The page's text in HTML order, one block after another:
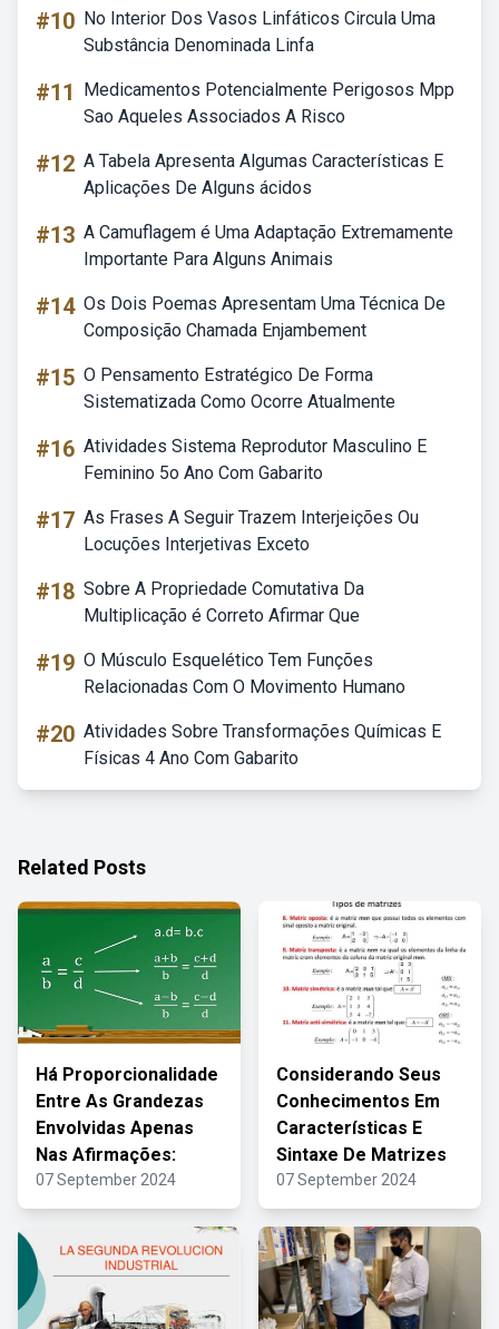
#10 No Interior Dos Vasos Linfáticos Circula Uma
Substância Denominada Linfa
#11
Medicamentos Potencialmente Perigosos Mpp
Sao Aqueles Associados A Risco
#12 A Tabela Apresenta Algumas Características E
Aplicações De Alguns ácidos
#13 A Camuflagem é Uma Adaptação Extremamente
Importante Para Alguns Animais
#14 Os Dois Poemas Apresentam Uma Técnica De
Composição Chamada Enjambement
#15 O Pensamento Estratégico De Forma
Sistematizada Como Ocorre Atualmente
#16 Atividades Sistema Reprodutor Masculino E
Feminino 5o Ano Com Gabarito
#17 As Frases A Seguir Trazem Interjeições Ou
Locuções Interjetivas Exceto
#18 Sobre A Propriedade Comutativa Da
Multiplicação é Correto Afirmar Que
#19 O Músculo Esquelético Tem Funções
Relacionadas Com O Movimento Humano
#20 Atividades Sobre Transformações Químicas E
Físicas 4 Ano Com Gabarito
Related Posts
Há Proporcionalidade
Entre As Grandezas
Envolvidas Apenas
Nas Afirmações:
07 September 2024
Considerando Seus
Conhecimentos Em
Características E
Sintaxe De Matrizes
07 September 2024